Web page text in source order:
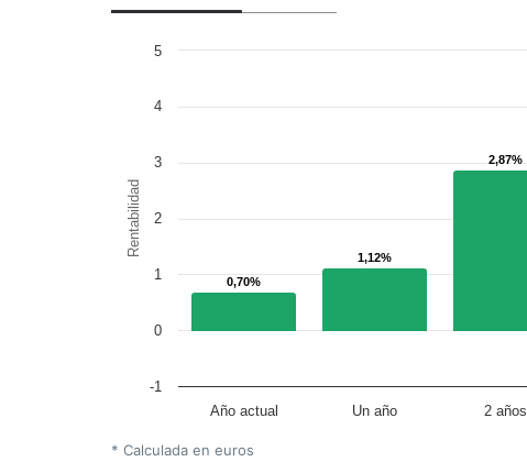
Rentabilidad
0,70%
0,70%
1,12%
1,12%
2,87%
2,87%
Año actual Un año 2 años
-1
0
1
2
3
4
5
* Calculada en euros